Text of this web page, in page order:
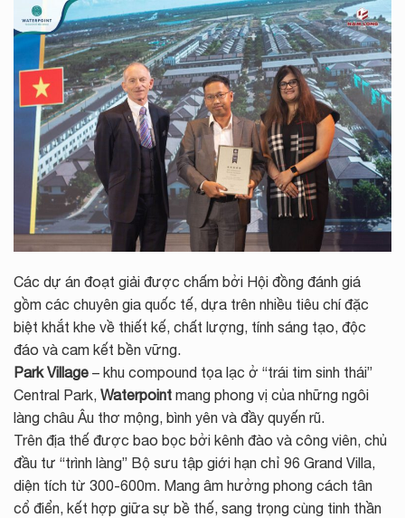
Các dự án đoạt giải được chấm bởi Hội đồng đánh giá
gồm các chuyên gia quốc tế, dựa trên nhiều tiêu chí đặc
biệt khắt khe về thiết kế, chất lượng, tính sáng tạo, độc
đáo và cam kết bền vững.
Park Village – khu compound tọa lạc ở “trái tim sinh thái”
Central Park, Waterpoint mang phong vị của những ngôi
làng châu Âu thơ mộng, bình yên và đầy quyến rũ.
Trên địa thế được bao bọc bởi kênh đào và công viên, chủ
đầu tư “trình làng” Bộ sưu tập giới hạn chỉ 96 Grand Villa,
diện tích từ 300-600m. Mang âm hưởng phong cách tân
cổ điển, kết hợp giữa sự bề thế, sang trọng cùng tinh thần